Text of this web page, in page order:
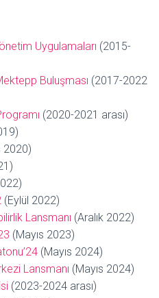
Uygulamaları (2015-
Buluşması (2017-2022
(2020-2021 arası)
2020)
(Eylül 2022)
Lansmanı (Aralık 2022)
(Mayıs 2023)
(Mayıs 2024)
Lansmanı (Mayıs 2024)
(2023-2024 arası)